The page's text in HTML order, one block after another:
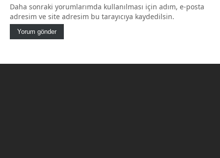
Daha sonraki yorumlarımda kullanılması için adım, e-posta
adresim ve site adresim bu tarayıcıya kaydedilsin.